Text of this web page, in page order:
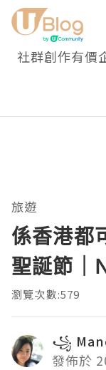
社群創作有價
旅遊
係香港都
聖誕節｜
瀏覽次數:579
꧁
發佈於